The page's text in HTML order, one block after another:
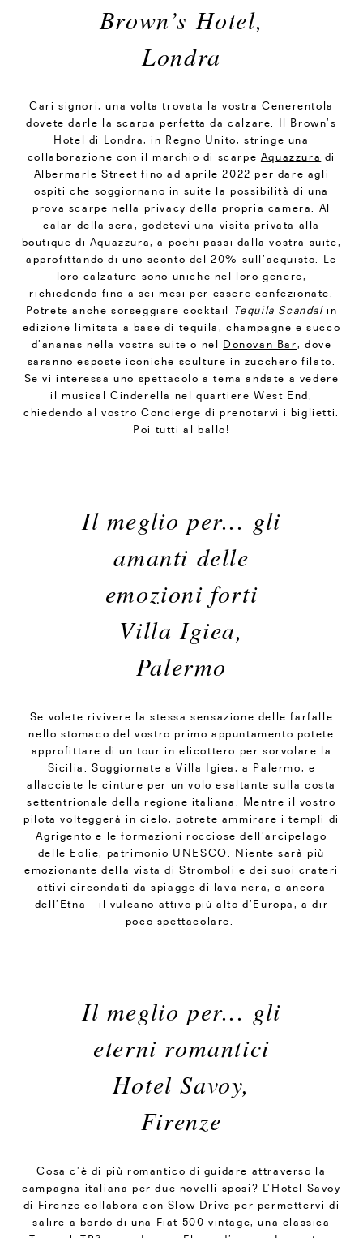
Brown’s Hotel,
Londra
Cari signori, una volta trovata la vostra Cenerentola
dovete darle la scarpa perfetta da calzare. Il Brown’s
Hotel di Londra, in Regno Unito, stringe una
collaborazione con il marchio di scarpe Aquazzura di
Albermarle Street fino ad aprile 2022 per dare agli
ospiti che soggiornano in suite la possibilità di una
prova scarpe nella privacy della propria camera. Al
calar della sera, godetevi una visita privata alla
boutique di Aquazzura, a pochi passi dalla vostra suite,
approfittando di uno sconto del 20% sull’acquisto. Le
loro calzature sono uniche nel loro genere,
richiedendo fino a sei mesi per essere confezionate.
Potrete anche sorseggiare cocktail
Tequila Scandalin
edizione limitata a base di tequila, champagne e succo
d’ananas nella vostra suite o nel Donovan Bar, dove
saranno esposte iconiche sculture in zucchero filato.
Se vi interessa uno spettacolo a tema andate a vedere
il musical Cinderella nel quartiere West End,
chiedendo al vostro Concierge di prenotarvi i biglietti.
Poi tutti al ballo!
Il meglio per... gli
amanti delle
emozioni forti
Villa Igiea,
Palermo
Se volete rivivere la stessa sensazione delle farfalle
nello stomaco del vostro primo appuntamento potete
approfittare di un tour in elicottero per sorvolare la
Sicilia. Soggiornate a Villa Igiea, a Palermo, e
allacciate le cinture per un volo esaltante sulla costa
settentrionale della regione italiana. Mentre il vostro
pilota volteggerà in cielo, potrete ammirare i templi di
Agrigento e le formazioni rocciose dell’arcipelago
delle Eolie, patrimonio UNESCO. Niente sarà più
emozionante della vista di Stromboli e dei suoi crateri
attivi circondati da spiagge di lava nera, o ancora
dell’Etna - il vulcano attivo più alto d’Europa, a dir
poco spettacolare.
Il meglio per... gli
eterni romantici
Hotel Savoy,
Firenze
Cosa c’è di più romantico di guidare attraverso la
campagna italiana per due novelli sposi? L’Hotel Savoy
di Firenze collabora con Slow Drive per permettervi di
salire a bordo di una Fiat 500 vintage, una classica